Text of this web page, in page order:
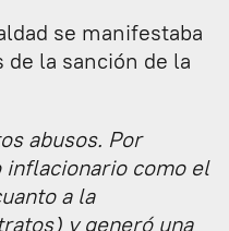
se manifestaba
la sanción de la
abusos. Por
como el
a la
y generó una